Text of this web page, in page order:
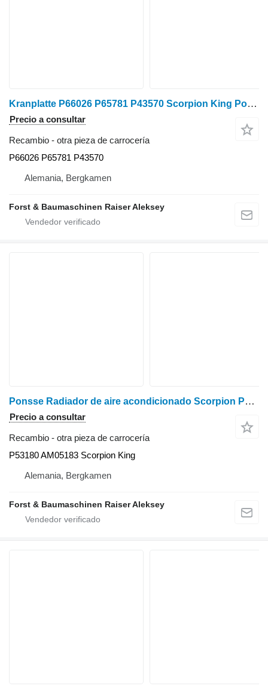
Kranplatte P66026 P65781 P43570 Scorpion King Ponsse Radiador de aire acondicionado Scorpion P66026 para Ponsse procesadora forestal
Precio a consultar
Recambio - otra pieza de carrocería
P66026 P65781 P43570
Alemania, Bergkamen
Forst & Baumaschinen Raiser Aleksey
Ponsse Radiador de aire acondicionado Scorpion P53180 para procesadora forestal
Precio a consultar
Recambio - otra pieza de carrocería
P53180 AM05183 Scorpion King
Alemania, Bergkamen
Forst & Baumaschinen Raiser Aleksey